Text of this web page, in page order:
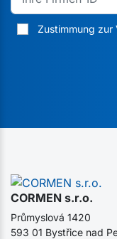
Zustimmung zur
CORMEN s.r.o.
Průmyslová 1420
593 01 Bystřice nad